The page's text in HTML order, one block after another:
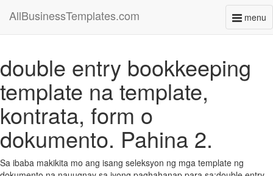
menu
AllBusinessTemplates.com
double entry bookkeeping
template na template,
kontrata, form o
dokumento. Pahina 2.
Sa ibaba makikita mo ang isang seleksyon ng mga template ng